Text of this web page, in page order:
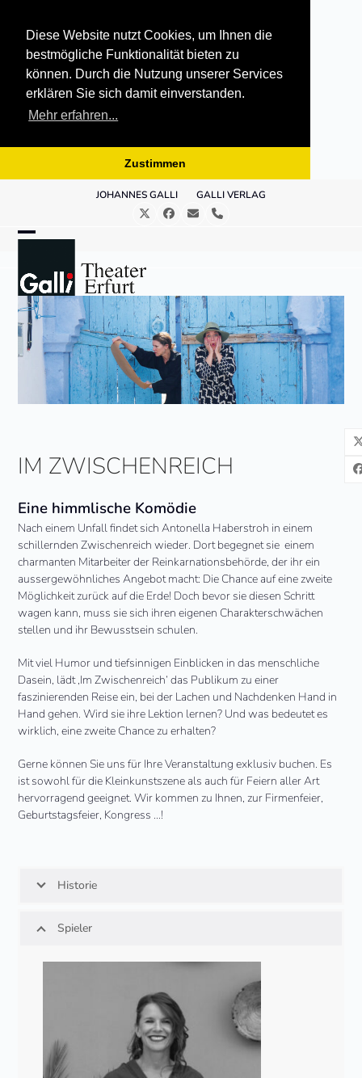
Diese Website nutzt Cookies, um Ihnen die
bestmögliche Funktionalität bieten zu
können. Durch die Nutzung unserer Services
erklären Sie sich damit einverstanden.
Mehr erfahren...
Zustimmen
JOHANNES GALLI GALLI VERLAG
TwitterFacebook
E- Telefon
mobile
menu
mobile
menu
IM ZWISCHENREICH
Eine himmlische Komödie
Nach einem Unfall findet sich Antonella Haberstroh in einem
schillernden Zwischenreich wieder. Dort begegnet sie einem
charmanten Mitarbeiter der Reinkarnationsbehörde, der ihr ein
aussergewöhnliches Angebot macht: Die Chance auf eine zweite
Möglichkeit zurück auf die Erde! Doch bevor sie diesen Schritt
wagen kann, muss sie sich ihren eigenen Charakterschwächen
stellen und ihr Bewusstsein schulen.
Mit viel Humor und tiefsinnigen Einblicken in das menschliche
Dasein, lädt ‚Im Zwischenreich‘ das Publikum zu einer
faszinierenden Reise ein, bei der Lachen und Nachdenken Hand in
Hand gehen. Wird sie ihre Lektion lernen? Und was bedeutet es
wirklich, eine zweite Chance zu erhalten?
Gerne können Sie uns für Ihre Veranstaltung exklusiv buchen. Es
ist sowohl für die Kleinkunstszene als auch für Feiern aller Art
hervorragend geeignet. Wir kommen zu Ihnen, zur Firmenfeier,
Geburtstagsfeier, Kongress …!
Historie
Spieler